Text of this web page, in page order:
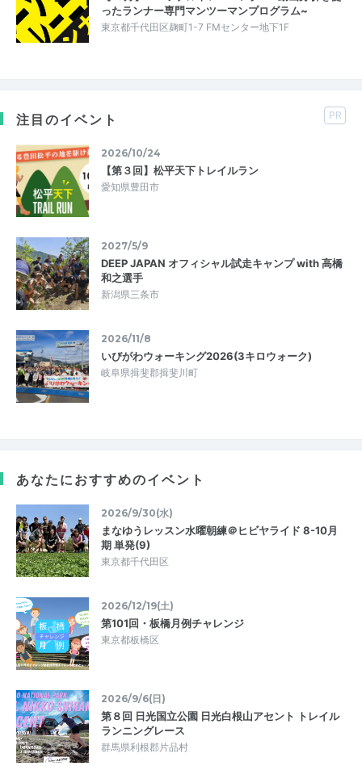
ったランナー専門マンツーマンプログラム~
東京都千代田区麹町1-7 FMセンター地下1F
注目のイベント PR
2026/10/24
【第３回】松平天下トレイルラン
愛知県豊田市
2027/5/9
DEEP JAPAN オフィシャル試走キャンプ with 高橋
和之選手
新潟県三条市
2026/11/8
いびがわウォーキング2026(3キロウォーク)
岐阜県揖斐郡揖斐川町
あなたにおすすめのイベント
2026/9/30(水)
まなゆうレッスン水曜朝練＠ヒビヤライド 8-10月
期 単発(9)
東京都千代田区
2026/12/19(土)
第101回・板橋月例チャレンジ
東京都板橋区
2026/9/6(日)
第８回 日光国立公園 日光白根山アセント トレイル
ランニングレース
群馬県利根郡片品村